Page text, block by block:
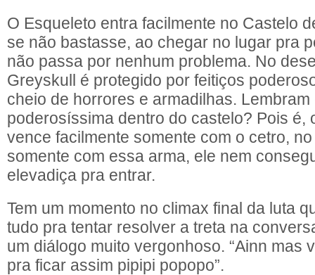
O Esqueleto entra facilmente no Castelo
se não bastasse, ao chegar no lugar pra
não passa por nenhum problema. No
Greyskull é protegido por feitiços
cheio de horrores e armadilhas.
poderosíssima dentro do castelo? Pois é,
vence facilmente somente com o cetro,
somente com essa arma, ele nem
elevadiça pra entrar.
Tem um momento no climax final da luta
tudo pra tentar resolver a treta na
um diálogo muito vergonhoso. “Ainn mas
pra ficar assim pipipi popopo”.